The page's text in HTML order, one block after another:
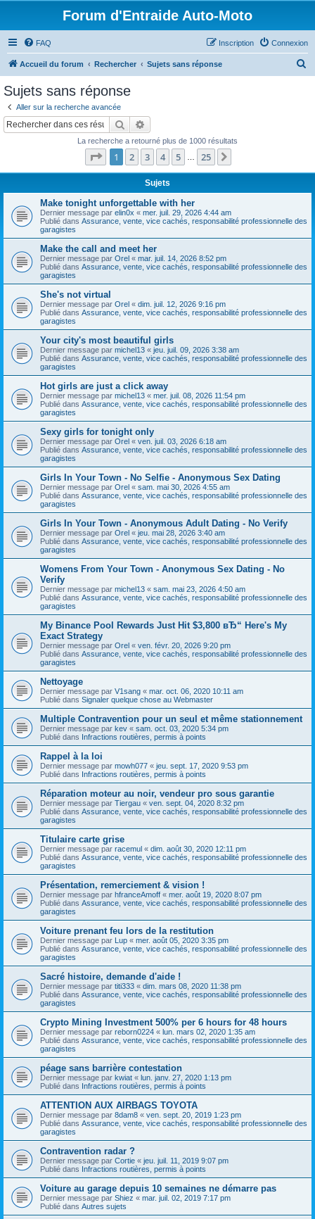
Forum d'Entraide Auto-Moto
FAQ Connexion
Inscription
Accueil du forum Rechercher Sujets sans réponse
Sujets sans réponse
Aller sur la recherche avancée
Rechercher
La recherche a retourné plus de 1000 résultats
Page 1sur25
1 2 3 4 5 25
Sujets
Make tonight unforgettable with her
Dernier message par elin0x « mer. juil. 29, 2026 4:44 am
Publié dans Assurance, vente, vice cachés, responsabilité professionnelle des
garagistes
Make the call and meet her
Dernier message par Orel « mar. juil. 14, 2026 8:52 pm
Publié dans Assurance, vente, vice cachés, responsabilité professionnelle des
garagistes
She's not virtual
Dernier message par Orel « dim. juil. 12, 2026 9:16 pm
Publié dans Assurance, vente, vice cachés, responsabilité professionnelle des
garagistes
Your city's most beautiful girls
Dernier message par michel13 « jeu. juil. 09, 2026 3:38 am
Publié dans Assurance, vente, vice cachés, responsabilité professionnelle des
garagistes
Hot girls are just a click away
Dernier message par michel13 « mer. juil. 08, 2026 11:54 pm
Publié dans Assurance, vente, vice cachés, responsabilité professionnelle des
garagistes
Sexy girls for tonight only
Dernier message par Orel « ven. juil. 03, 2026 6:18 am
Publié dans Assurance, vente, vice cachés, responsabilité professionnelle des
garagistes
Girls In Your Town - No Selfie - Anonymous Sex Dating
Dernier message par Orel « sam. mai 30, 2026 4:55 am
Publié dans Assurance, vente, vice cachés, responsabilité professionnelle des
garagistes
Girls In Your Town - Anonymous Adult Dating - No Verify
Dernier message par Orel « jeu. mai 28, 2026 3:40 am
Publié dans Assurance, vente, vice cachés, responsabilité professionnelle des
garagistes
Womens From Your Town - Anonymous Sex Dating - No
Verify
Dernier message par michel13 « sam. mai 23, 2026 4:50 am
Publié dans Assurance, vente, vice cachés, responsabilité professionnelle des
garagistes
My Binance Pool Rewards Just Hit $3,800 вЂ“ Here's My
Exact Strategy
Dernier message par Orel « ven. févr. 20, 2026 9:20 pm
Publié dans Assurance, vente, vice cachés, responsabilité professionnelle des
garagistes
Nettoyage
Dernier message par V1sang « mar. oct. 06, 2020 10:11 am
Publié dans Signaler quelque chose au Webmaster
Multiple Contravention pour un seul et même stationnement
Dernier message par kev « sam. oct. 03, 2020 5:34 pm
Publié dans Infractions routières, permis à points
Rappel à la loi
Dernier message par mowh077 « jeu. sept. 17, 2020 9:53 pm
Publié dans Infractions routières, permis à points
Réparation moteur au noir, vendeur pro sous garantie
Dernier message par Tiergau « ven. sept. 04, 2020 8:32 pm
Publié dans Assurance, vente, vice cachés, responsabilité professionnelle des
garagistes
Titulaire carte grise
Dernier message par racemul « dim. août 30, 2020 12:11 pm
Publié dans Assurance, vente, vice cachés, responsabilité professionnelle des
garagistes
Présentation, remerciement & vision !
Dernier message par hfranceAmoff « mer. août 19, 2020 8:07 pm
Publié dans Assurance, vente, vice cachés, responsabilité professionnelle des
garagistes
Voiture prenant feu lors de la restitution
Dernier message par Lup « mer. août 05, 2020 3:35 pm
Publié dans Assurance, vente, vice cachés, responsabilité professionnelle des
garagistes
Sacré histoire, demande d'aide !
Dernier message par titi333 « dim. mars 08, 2020 11:38 pm
Publié dans Assurance, vente, vice cachés, responsabilité professionnelle des
garagistes
Crypto Mining Investment 500% per 6 hours for 48 hours
Dernier message par reborn0224 « lun. mars 02, 2020 1:35 am
Publié dans Assurance, vente, vice cachés, responsabilité professionnelle des
garagistes
péage sans barrière contestation
Dernier message par kwiat « lun. janv. 27, 2020 1:13 pm
Publié dans Infractions routières, permis à points
ATTENTION AUX AIRBAGS TOYOTA
Dernier message par 8dam8 « ven. sept. 20, 2019 1:23 pm
Publié dans Assurance, vente, vice cachés, responsabilité professionnelle des
garagistes
Contravention radar ?
Dernier message par Cortie « jeu. juil. 11, 2019 9:07 pm
Publié dans Infractions routières, permis à points
Voiture au garage depuis 10 semaines ne démarre pas
Dernier message par Shiez « mar. juil. 02, 2019 7:17 pm
Publié dans Autres sujets